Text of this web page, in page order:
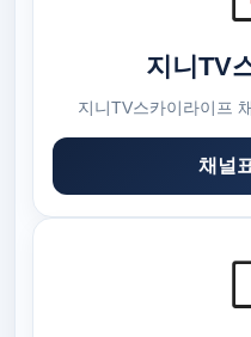
지니TV
지니TV스카이라이프
채널